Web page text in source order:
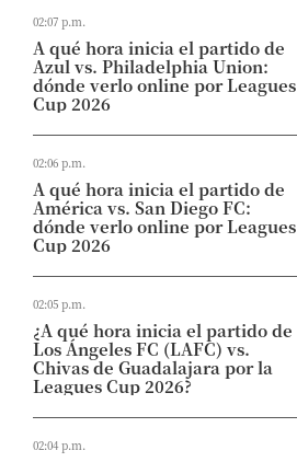
02:07 p.m.
A qué hora inicia el partido de
Azul vs. Philadelphia Union:
dónde verlo online por Leagues
Cup 2026
02:06 p.m.
A qué hora inicia el partido de
América vs. San Diego FC:
dónde verlo online por Leagues
Cup 2026
02:05 p.m.
¿A qué hora inicia el partido de
Los Ángeles FC (LAFC) vs.
Chivas de Guadalajara por la
Leagues Cup 2026?
02:04 p.m.